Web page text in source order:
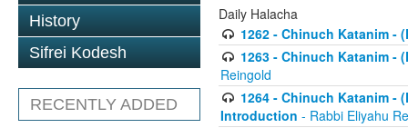
History
Sifrei Kodesh
RECENTLY ADDED
Daily Halacha
1262 - Chinuch Katanim -
1263 - Chinuch Katanim -
Reingold
1264 - Chinuch Katanim -
Introduction - Rabbi Eliyahu